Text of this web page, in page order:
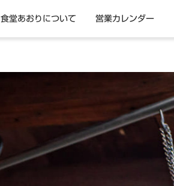
食堂あおりについて 営業カレンダー